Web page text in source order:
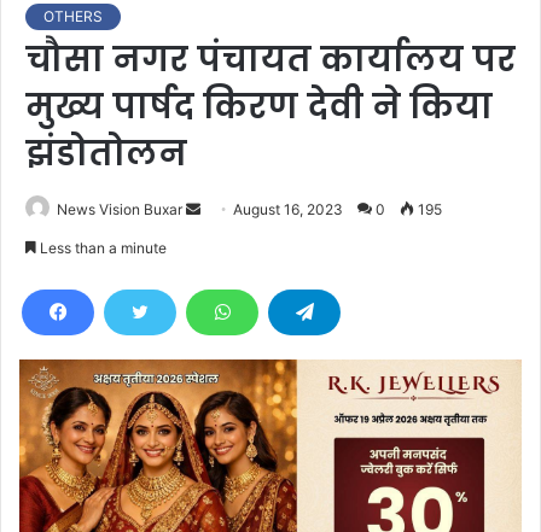
OTHERS
चौसा नगर पंचायत कार्यालय पर
मुख्य पार्षद किरण देवी ने किया
झंडोतोलन
News Vision Buxar
d
e
m
a
i
l
August 16, 2023 0 195
Less than a minute